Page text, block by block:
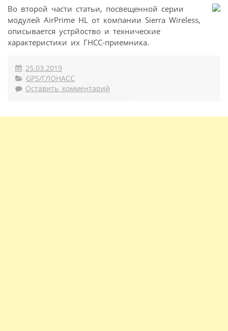
Во второй части статьи, посвещенной серии
модулей AirPrime HL от компании Sierra Wireless,
описывается устрйоство и технические
характеристики их ГНСС-приемника.
25.03.2019
GPS/ГЛОНАСС
Оставить комментарий